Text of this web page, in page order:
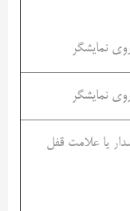
نمایشگر
نمایشگر
یا علامت قفل